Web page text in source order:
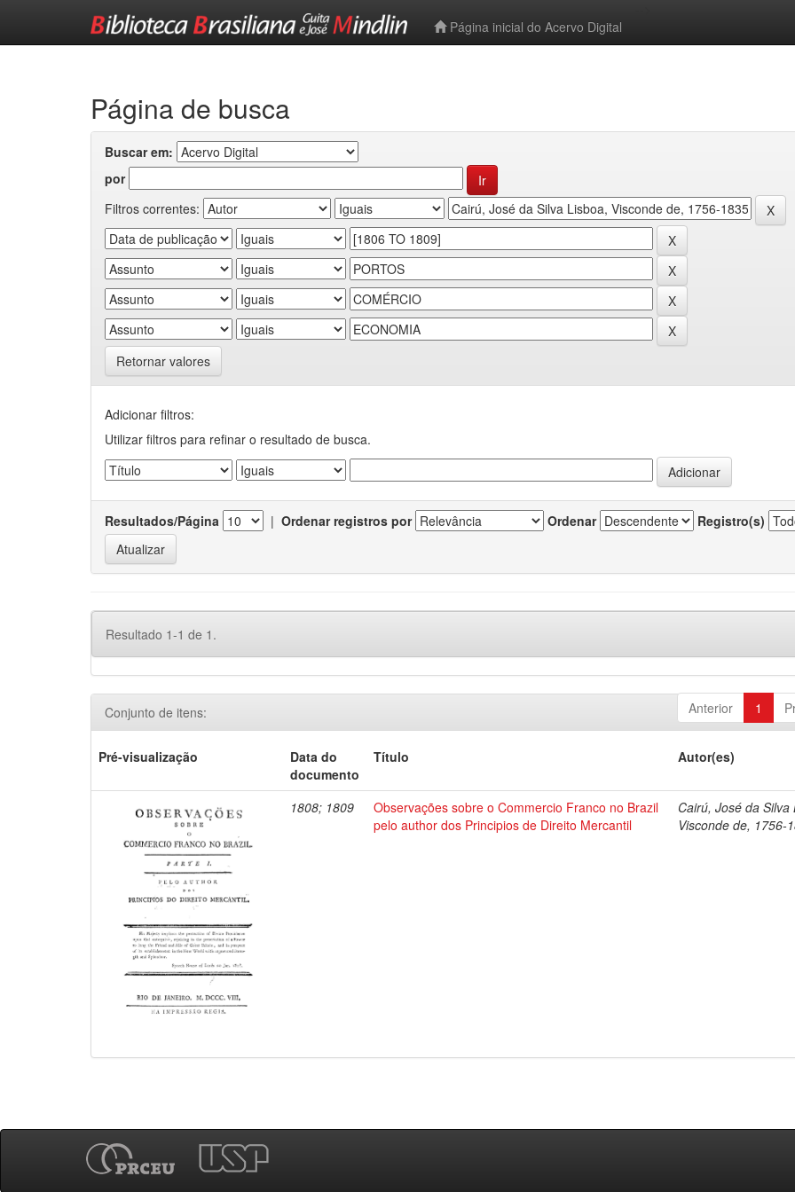
Página inicial do Acervo Digital
Página de busca
Buscar em:
por
Filtros correntes:
Retornar valores
Adicionar filtros:
Utilizar filtros para refinar o resultado de busca.
Resultados/Página | Ordenar registros por Ordenar Registro(s)
Resultado 1-1 de 1.
Anterior 1
Conjunto de itens:
Pré-visualização
Data do
documento
Título Autor(es)
1808; 1809
Observações sobre o Commercio Franco no Brazil
pelo author dos Principios de Direito Mercantil
Cairú, José da Silva
Visconde de, 1756-